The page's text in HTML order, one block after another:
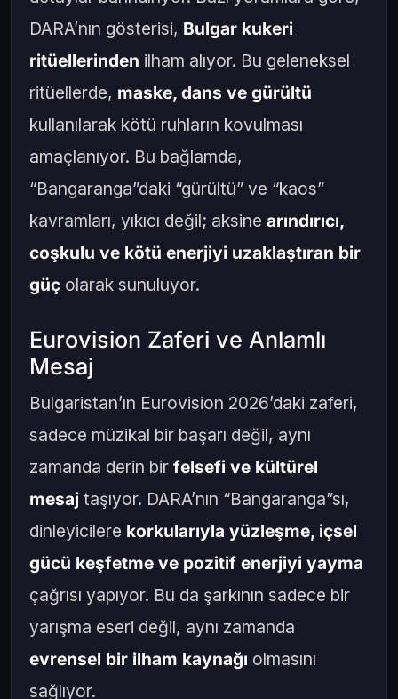
DARA’nın gösterisi, Bulgar kukeri
ritüellerinden ilham alıyor. Bu geleneksel
ritüellerde, maske, dans ve gürültü
kullanılarak kötü ruhların kovulması
amaçlanıyor. Bu bağlamda,
“Bangaranga”daki “gürültü” ve “kaos”
kavramları, yıkıcı değil; aksine arındırıcı,
coşkulu ve kötü enerjiyi uzaklaştıran bir
güç olarak sunuluyor.
Eurovision Zaferi ve Anlamlı
Mesaj
Bulgaristan’ın Eurovision 2026’daki zaferi,
sadece müzikal bir başarı değil, aynı
zamanda derin bir felsefi ve kültürel
mesaj taşıyor. DARA’nın “Bangaranga”sı,
dinleyicilere korkularıyla yüzleşme, içsel
gücü keşfetme ve pozitif enerjiyi yayma
çağrısı yapıyor. Bu da şarkının sadece bir
yarışma eseri değil, aynı zamanda
evrensel bir ilham kaynağı olmasını
sağlıyor.